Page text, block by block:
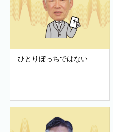
ひとりぼっちではない